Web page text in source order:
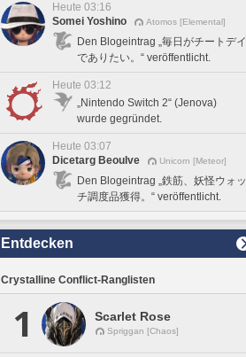
Heute 03:16
Somei Yoshino
Atomos [Elemental]
Den Blogeintrag „毎日がチートデイ
でありたい。“ veröffentlicht.
Heute 03:12
„Nintendo Switch 2“ (Jenova)
wurde gegründet.
Heute 03:07
Dicetarg Beoulve
Unicorn [Meteor]
Den Blogeintrag „鉄筋、妖怪ウォッ
チ調度品獲得。“ veröffentlicht.
Entdecken
Crystalline Conflict-Ranglisten
1 Scarlet Rose
Spriggan [Chaos]